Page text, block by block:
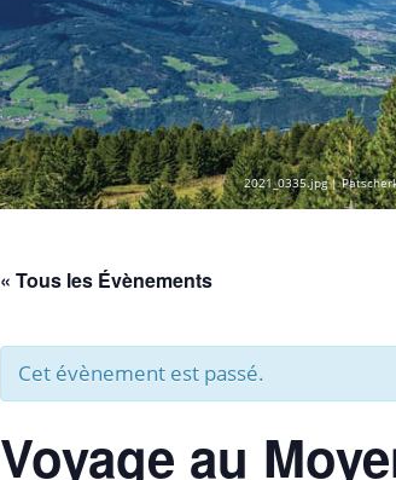
2021_0335.jpg |
« Tous les Évènements
Cet évènement est passé.
Voyage au